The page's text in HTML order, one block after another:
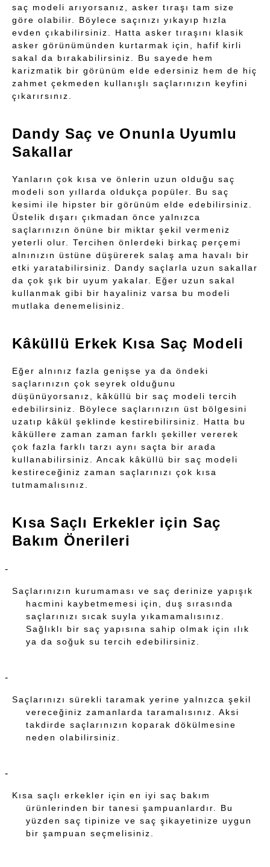
saç modeli arıyorsanız, asker tıraşı tam size
göre olabilir. Böylece saçınızı yıkayıp hızla
evden çıkabilirsiniz. Hatta asker tıraşını klasik
asker görünümünden kurtarmak için, hafif kirli
sakal da bırakabilirsiniz. Bu sayede hem
karizmatik bir görünüm elde edersiniz hem de hiç
zahmet çekmeden kullanışlı saçlarınızın keyfini
çıkarırsınız.
Dandy Saç ve Onunla Uyumlu
Sakallar
Yanların çok kısa ve önlerin uzun olduğu saç
modeli son yıllarda oldukça popüler. Bu saç
kesimi ile hipster bir görünüm elde edebilirsiniz.
Üstelik dışarı çıkmadan önce yalnızca
saçlarınızın önüne bir miktar şekil vermeniz
yeterli olur. Tercihen önlerdeki birkaç perçemi
alnınızın üstüne düşürerek salaş ama havalı bir
etki yaratabilirsiniz. Dandy saçlarla uzun sakallar
da çok şık bir uyum yakalar. Eğer uzun sakal
kullanmak gibi bir hayaliniz varsa bu modeli
mutlaka denemelisiniz.
Kâküllü Erkek Kısa Saç Modeli
Eğer alnınız fazla genişse ya da öndeki
saçlarınızın çok seyrek olduğunu
düşünüyorsanız, kâküllü bir saç modeli tercih
edebilirsiniz. Böylece saçlarınızın üst bölgesini
uzatıp kâkül şeklinde kestirebilirsiniz. Hatta bu
kâküllere zaman zaman farklı şekiller vererek
çok fazla farklı tarzı aynı saçta bir arada
kullanabilirsiniz. Ancak kâküllü bir saç modeli
kestireceğiniz zaman saçlarınızı çok kısa
tutmamalısınız.
Kısa Saçlı Erkekler için Saç
Bakım Önerileri
Saçlarınızın kurumaması ve saç derinize yapışık
hacmini kaybetmemesi için, duş sırasında
saçlarınızı sıcak suyla yıkamamalısınız.
Sağlıklı bir saç yapısına sahip olmak için ılık
ya da soğuk su tercih edebilirsiniz.
Saçlarınızı sürekli taramak yerine yalnızca şekil
vereceğiniz zamanlarda taramalısınız. Aksi
takdirde saçlarınızın koparak dökülmesine
neden olabilirsiniz.
Kısa saçlı erkekler için en iyi saç bakım
ürünlerinden bir tanesi şampuanlardır. Bu
yüzden saç tipinize ve saç şikayetinize uygun
bir şampuan seçmelisiniz.